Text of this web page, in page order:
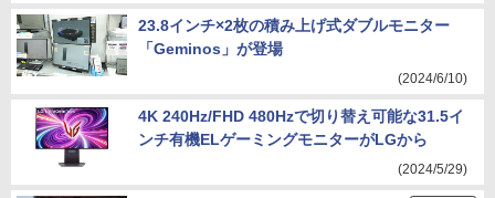
23.8インチ×2枚の積み上げ式ダブルモニター
「Geminos」が登場
(2024/6/10)
4K 240Hz/FHD 480Hzで切り替え可能な31.5イ
ンチ有機ELゲーミングモニターがLGから
(2024/5/29)